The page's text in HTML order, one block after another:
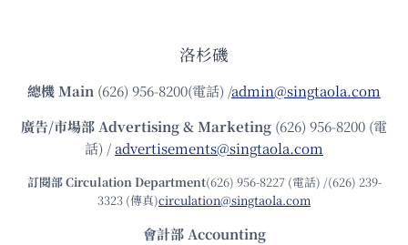
洛杉磯
總機Main (626) 956-8200(電話) /admin@singtaola.com
廣告/市場部Advertising & Marketing (626) 956-8200 (電
話) /advertisements@singtaola.com
訂閱部 Circulation Department(626) 956-8227 (電話) /(626) 239-
3323 (傳真)circulation@singtaola.com
會計部 Accounting